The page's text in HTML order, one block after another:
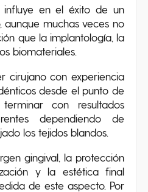
influye en el éxito de un
aunque muchas veces no
que la implantología, la
biomateriales.
cirujano con experiencia
desde el punto de
con resultados
dependiendo de
los tejidos blandos.
gingival, la protección
y la estética final
de este aspecto. Por